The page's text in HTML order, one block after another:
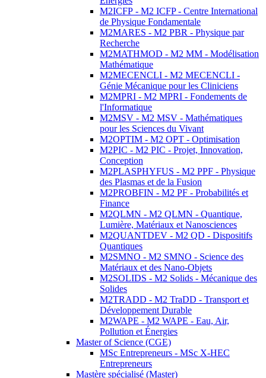
M2ICFP - M2 ICFP - Centre International
de Physique Fondamentale
M2MARES - M2 PBR - Physique par
Recherche
M2MATHMOD - M2 MM - Modélisation
Mathématique
M2MECENCLI - M2 MECENCLI -
Génie Mécanique pour les Cliniciens
M2MPRI - M2 MPRI - Fondements de
l'Informatique
M2MSV - M2 MSV - Mathématiques
pour les Sciences du Vivant
M2OPTIM - M2 OPT - Optimisation
M2PIC - M2 PIC - Projet, Innovation,
Conception
M2PLASPHYFUS - M2 PPF - Physique
des Plasmas et de la Fusion
M2PROBFIN - M2 PF - Probabilités et
Finance
M2QLMN - M2 QLMN - Quantique,
Lumière, Matériaux et Nanosciences
M2QUANTDEV - M2 QD - Dispositifs
Quantiques
M2SMNO - M2 SMNO - Science des
Matériaux et des Nano-Objets
M2SOLIDS - M2 Solids - Mécanique des
Solides
M2TRADD - M2 TraDD - Transport et
Développement Durable
M2WAPE - M2 WAPE - Eau, Air,
Pollution et Énergies
Master of Science (CGE)
MSc Entrepreneurs - MSc X-HEC
Entrepreneurs
Mastère spécialisé (Master)